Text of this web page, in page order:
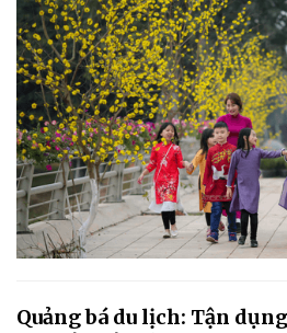
Quảng bá du lịch: Tận